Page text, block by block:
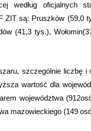
według
ZIT są: Pruszków (59,0
(41,3 tys.),
szczególnie liczbę
wartość dla
województwa
mazowieckiego (149